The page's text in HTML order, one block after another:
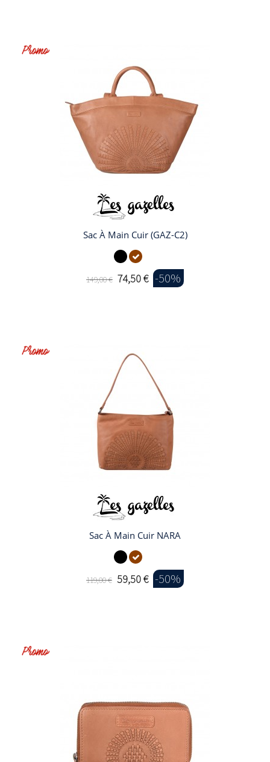
Sac À Main Cuir (GAZ-C2)
149,00 € 74,50 € -50%
Sac À Main Cuir NARA
119,00 € 59,50 € -50%